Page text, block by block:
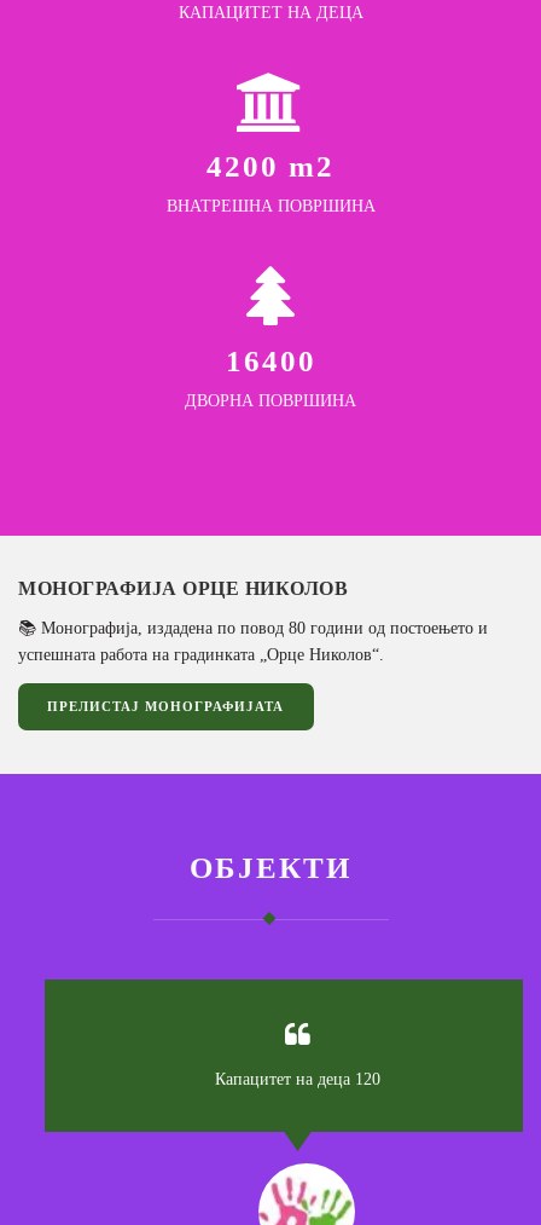
КАПАЦИТЕТ НА ДЕЦА
4200 m2
ВНАТРЕШНА ПОВРШИНА
16400
ДВОРНА ПОВРШИНА
МОНОГРАФИЈА ОРЦЕ НИКОЛОВ
📚 Монографија, издадена по повод 80 години од постоењето и
успешната работа на градинката „Орце Николов“.
ПРЕЛИСТАЈ МОНОГРАФИЈАТА
ОБЈЕКТИ
Капацитет на деца 120